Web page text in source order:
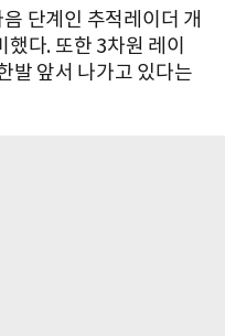
단계인 추적레이더 개
다. 또한 3차원 레이
발 앞서 나가고 있다는